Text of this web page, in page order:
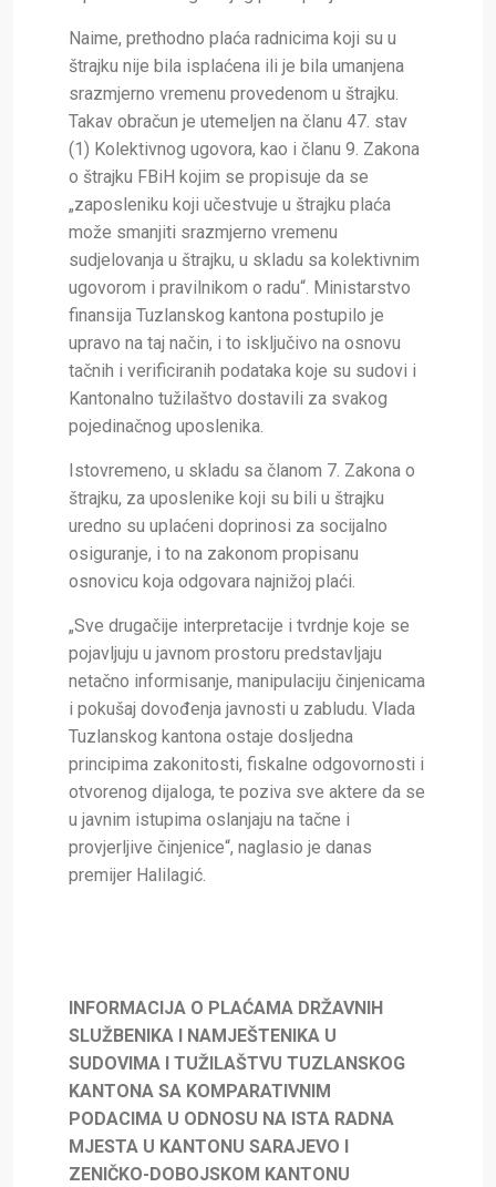
Naime, prethodno plaća radnicima koji su u
štrajku nije bila isplaćena ili je bila umanjena
srazmjerno vremenu provedenom u štrajku.
Takav obračun je utemeljen na članu 47. stav
(1) Kolektivnog ugovora, kao i članu 9. Zakona
o štrajku FBiH kojim se propisuje da se
„zaposleniku koji učestvuje u štrajku plaća
može smanjiti srazmjerno vremenu
sudjelovanja u štrajku, u skladu sa kolektivnim
ugovorom i pravilnikom o radu“. Ministarstvo
finansija Tuzlanskog kantona postupilo je
upravo na taj način, i to isključivo na osnovu
tačnih i verificiranih podataka koje su sudovi i
Kantonalno tužilaštvo dostavili za svakog
pojedinačnog uposlenika.
Istovremeno, u skladu sa članom 7. Zakona o
štrajku, za uposlenike koji su bili u štrajku
uredno su uplaćeni doprinosi za socijalno
osiguranje, i to na zakonom propisanu
osnovicu koja odgovara najnižoj plaći.
„Sve drugačije interpretacije i tvrdnje koje se
pojavljuju u javnom prostoru predstavljaju
netačno informisanje, manipulaciju činjenicama
i pokušaj dovođenja javnosti u zabludu. Vlada
Tuzlanskog kantona ostaje dosljedna
principima zakonitosti, fiskalne odgovornosti i
otvorenog dijaloga, te poziva sve aktere da se
u javnim istupima oslanjaju na tačne i
provjerljive činjenice“, naglasio je danas
premijer Halilagić.
INFORMACIJA O PLAĆAMA DRŽAVNIH
SLUŽBENIKA I NAMJEŠTENIKA U
SUDOVIMA I TUŽILAŠTVU TUZLANSKOG
KANTONA SA KOMPARATIVNIM
PODACIMA U ODNOSU NA ISTA RADNA
MJESTA U KANTONU SARAJEVO I
ZENIČKO-DOBOJSKOM KANTONU